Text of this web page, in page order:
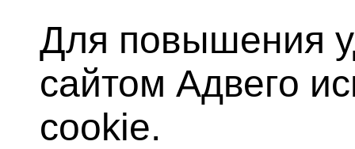
Для повышения
сайтом Адвего
cookie.